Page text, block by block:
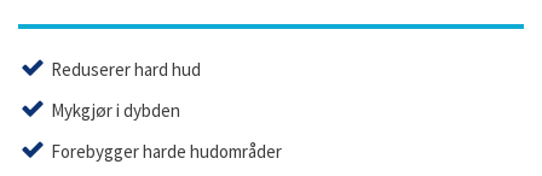
Reduserer hard hud
Mykgjør i dybden
Forebygger harde hudområder